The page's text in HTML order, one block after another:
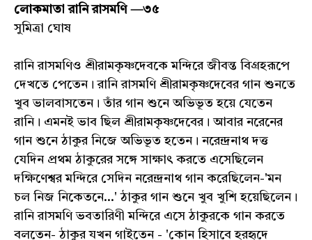
লোকমাতা রানি রাসমণি —৩৫
সুমিত্রা ঘোষ
রানি রাসমণিও শ্রীরামকৃষ্ণদেবকে মন্দিরে জীবন্ত বিগ্রহরূপে
দেখতে পেতেন। রানি রাসমণি শ্রীরামকৃষ্ণদেবের গান শুনতে
খুব ভালবাসতেন। তাঁর গান শুনে অভিভূত হয়ে যেতেন
রানি। এমনই ভাব ছিল শ্রীরামকৃষ্ণদেবের। আবার নরেনের
গান শুনে ঠাকুর নিজে অভিভূত হতেন। নরেন্দ্রনাথ দত্ত
যেদিন প্রথম ঠাকুরের সঙ্গে সাক্ষাৎ করতে এসেছিলেন
দক্ষিণেশ্বর মন্দিরে সেদিন নরেন্দ্রনাথ গান করেছিলেন-'মন
চল নিজ নিকেতনে...' ঠাকুর গান শুনে খুব খুশি হয়েছিলেন।
রানি রাসমণি ভবতারিণী মন্দিরে এসে ঠাকুরকে গান করতে
বলতেন- ঠাকুর যখন গাইতেন - 'কোন হিসাবে হরহৃদে